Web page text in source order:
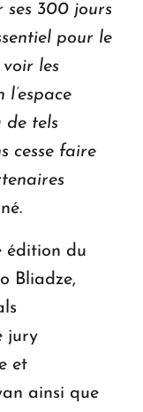
ses 300 jours
pour le
voir les
l’espace
de tels
cesse faire
édition du
Bliadze,
jury
et
ainsi que